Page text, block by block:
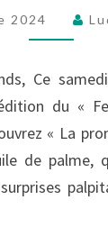
ce
2024
Ce
du «
« La
de palme,